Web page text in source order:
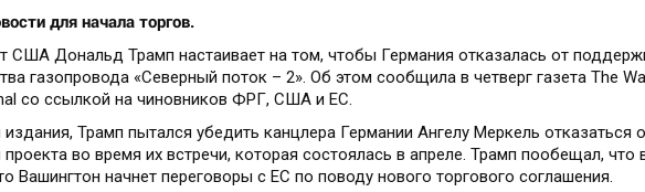
для начала торгов.
США Дональд Трамп настаивает на том, чтобы Германия отказалась от
газопровода «Северный поток – 2». Об этом сообщила в четверг газета The
со ссылкой на чиновников ФРГ, США и ЕС.
Трамп пытался убедить канцлера Германии Ангелу Меркель отказаться
во время их встречи, которая состоялась в апреле. Трамп пообещал, что
Вашингтон начнет переговоры с ЕС по поводу нового торгового соглашения.